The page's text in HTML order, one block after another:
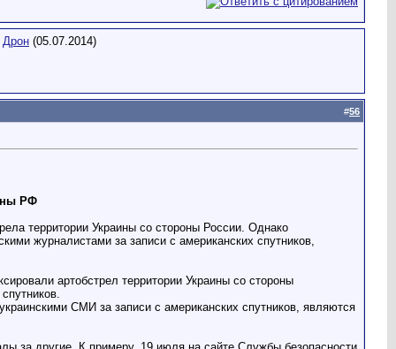
Дрон (05.07.2014)
#56
РФ
территории Украины со стороны России. Однако
журналистами за записи с американских спутников,
артобстрел территории Украины со стороны
СМИ за записи с американских спутников, являются